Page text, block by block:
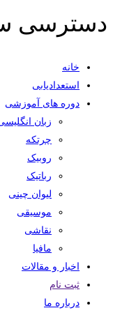
دسترسی
خانه
استعدادیابی
دوره های آموزشی
زبان
چرتکه
روبیک
رباتیک
لیوان چینی
موسیقی
نقاشی
مافیا
اخبار و مقالات
ثبت نام
درباره ما